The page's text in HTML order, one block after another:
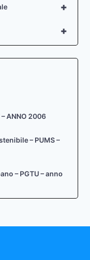
+
+
ANNO 2006
– PUMS –
– PGTU – anno